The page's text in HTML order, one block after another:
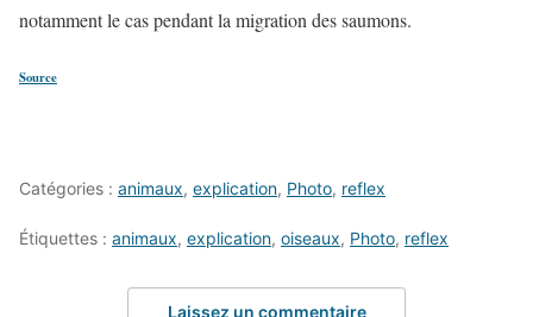
notamment le cas pendant la migration des saumons.
Source
Catégories : animaux, explication, Photo, reflex
Étiquettes : animaux, explication, oiseaux, Photo, reflex
Laissez un commentaire